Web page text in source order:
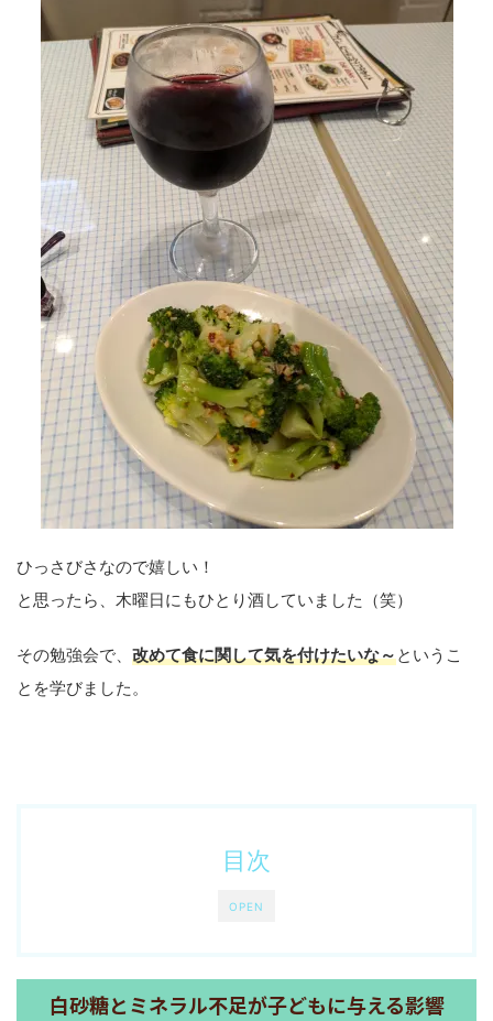
ひっさびさなので嬉しい！
と思ったら、木曜日にもひとり酒していました（笑）
その勉強会で、 改めて食に関して気を付けたいな～というこ
とを学びました。
OPEN
目次
白砂糖とミネラル不足が子どもに与える影響